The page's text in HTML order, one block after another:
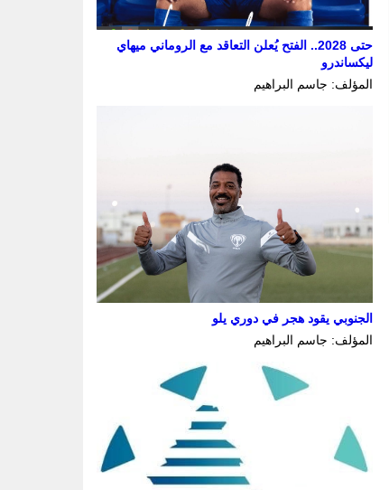
حتى ‏‏2028.. الفتح يُعلن التعاقد مع الروماني ميهاي
ليكساندرو
المؤلف: جاسم البراهيم
الجنوبي يقود هجر في دوري يلو
المؤلف: جاسم البراهيم